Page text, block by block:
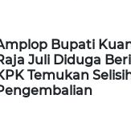
Bupati
Juli Diduga
Temukan